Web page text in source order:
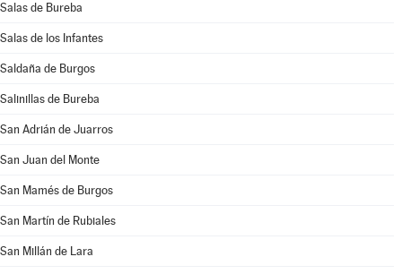
Salas de Bureba
Salas de los Infantes
Saldaña de Burgos
Salinillas de Bureba
San Adrián de Juarros
San Juan del Monte
San Mamés de Burgos
San Martín de Rubiales
San Millán de Lara